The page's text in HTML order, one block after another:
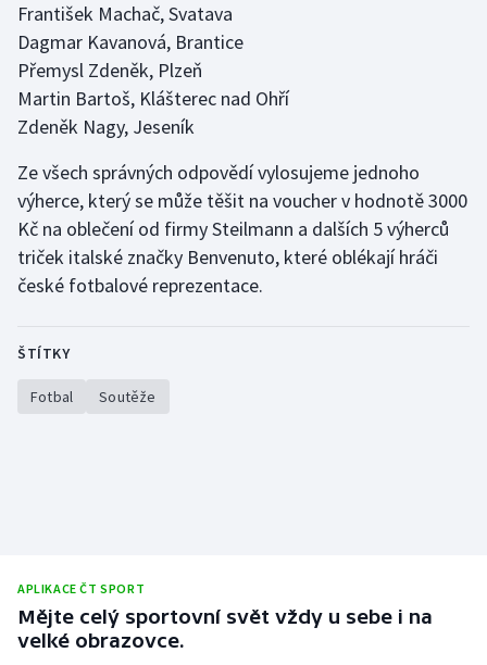
Gymnastika
Házená
Jezdectví
Krasobruslení
Lezení
Lyže a snowboard
Moderní pětiboj
Plavání
František Machač, Svatava
Dagmar Kavanová, Brantice
Přemysl Zdeněk, Plzeň
Martin Bartoš, Klášterec nad Ohří
Zdeněk Nagy, Jeseník
Ze všech správných odpovědí vylosujeme jednoho
výherce, který se může těšit na voucher v hodnotě 3000
Kč na oblečení od firmy Steilmann a dalších 5 výherců
triček italské značky Benvenuto, které oblékají hráči
české fotbalové reprezentace.
ŠTÍTKY
Fotbal Soutěže
APLIKACE ČT SPORT
Mějte celý sportovní svět vždy u sebe i na
velké obrazovce.